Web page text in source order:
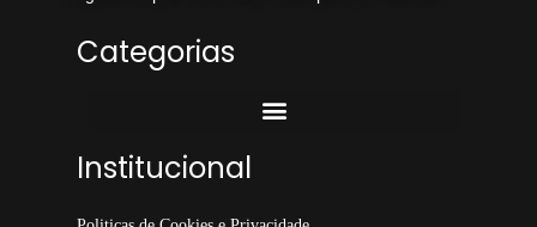
Categorias
Institucional